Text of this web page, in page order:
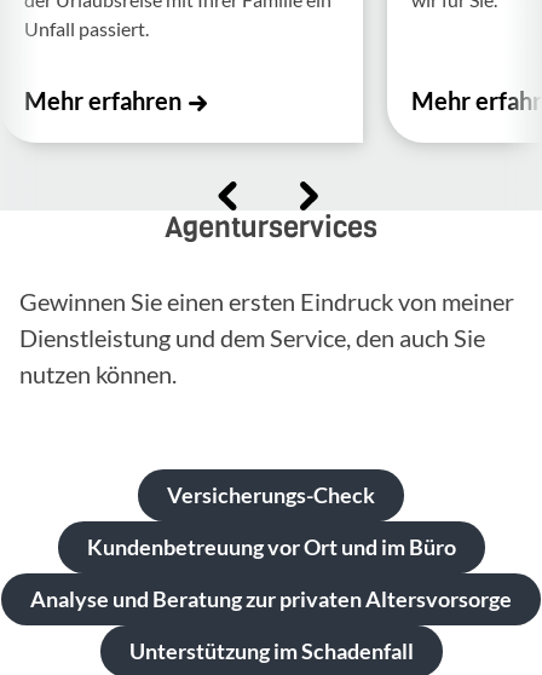
Unfall passiert.
Mehr erfahren Mehr
Agenturservices
Gewinnen Sie einen ersten Eindruck von meiner
Dienstleistung und dem Service, den auch Sie
nutzen können.
Versicherungs-Check
Kundenbetreuung vor Ort und im Büro
Analyse und Beratung zur privaten Altersvorsorge
Unterstützung im Schadenfall